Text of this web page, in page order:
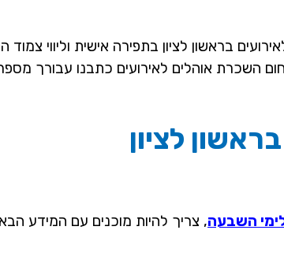
בראשון לציון בתפירה אישית וליווי צמוד
השכרת אוהלים לאירועים כתבנו עבורך
לציון
השבעה, צריך להיות מוכנים עם המידע